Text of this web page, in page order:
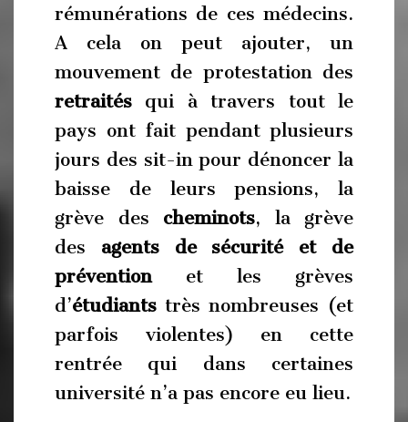
rémunérations de ces médecins.
A cela on peut ajouter, un
mouvement de protestation des
retraités qui à travers tout le
pays ont fait pendant plusieurs
jours des sit-in pour dénoncer la
baisse de leurs pensions, la
grève des cheminots, la grève
des agents de sécurité et de
préventionet les grèves
d’étudiants très nombreuses (et
parfois violentes) en cette
rentrée qui dans certaines
université n’a pas encore eu lieu.